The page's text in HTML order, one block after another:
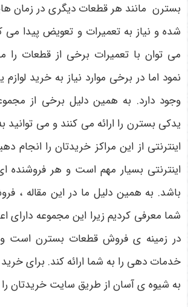
بسترن مانند هر قطعات دیگری در زمان
شده و نیاز به تعمیرات و تعویض پیدا می
می توان با تعمیرات برخی از قطعات را
نمود اما در برخی موارد نیاز به خرید
وجود دارد. به همین دلیل برخی از
یدکی بسترن را ارائه می کنند و می
اینترنتی از این مراکز خریدتان را انجام
اینترنتی بسیار مهم است و هر فروشنده
باشد. به همین دلیل ما در این مقاله ،
شما معرفی کردیم زیرا این مجموعه دارای
در زمینه ی فروش قطعات بسترن است و
خدمات دهی را به شما ارائه کند. برای
به شیوه ی آسان از طریق سایت خریدتان